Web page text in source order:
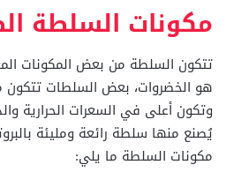
مكونات السلطة
تتكون السلطة من بعض المكونات
هو الخضروات، بعض السلطات تتكون
وتكون أعلى في السعرات الحرارية
يُصنع منها سلطة رائعة ومليئة
مكونات السلطة ما يلي: